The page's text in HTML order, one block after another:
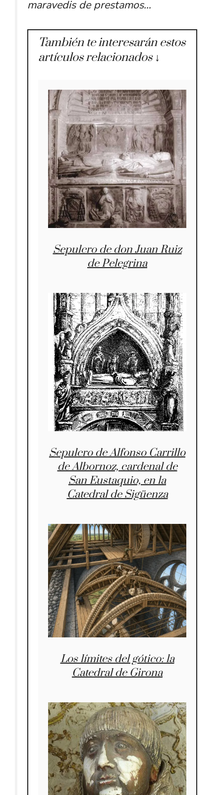
maravedis de prestamos…
También te interesarán estos
artículos relacionados ↓
Sepulcro de don Juan Ruiz
de Pelegrina
Sepulcro de Alfonso Carrillo
de Albornoz, cardenal de
San Eustaquio, en la
Catedral de Sigüenza
Los límites del gótico: la
Catedral de Girona